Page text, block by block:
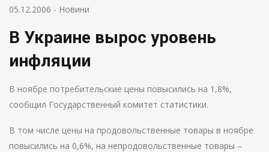
05.12.2006 - Новини
В Украине вырос уровень
инфляции
В ноябре потребительские цены повысились на 1,8%,
сообщил Государственный комитет статистики.
В том числе цены на продовольственные товары в ноябре
повысились на 0,6%, на непродовольственные товары –